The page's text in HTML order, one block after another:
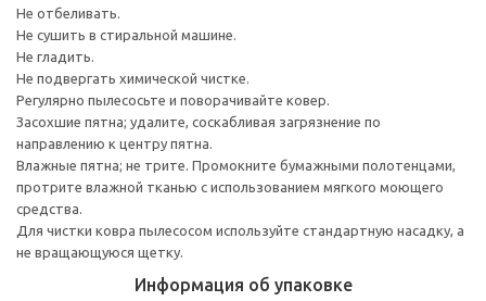
Не отбеливать.
Не сушить в стиральной машине.
Не гладить.
Не подвергать химической чистке.
Регулярно пылесосьте и поворачивайте ковер.
Засохшие пятна; удалите, соскабливая загрязнение по
направлению к центру пятна.
Влажные пятна; не трите. Промокните бумажными полотенцами,
протрите влажной тканью с использованием мягкого моющего
средства.
Для чистки ковра пылесосом используйте стандартную насадку, а
не вращающуюся щетку.
Информация об упаковке